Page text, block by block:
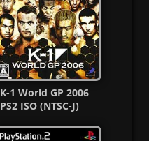
K-1 World GP 2006
PS2 ISO (NTSC-J)